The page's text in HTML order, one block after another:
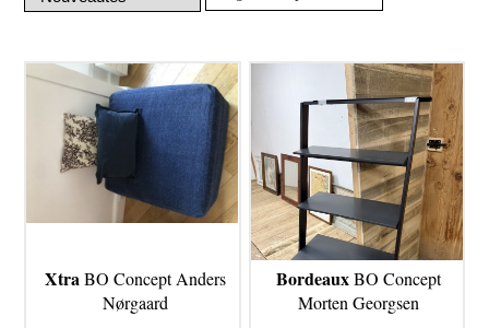
Xtra BO Concept Anders
Nørgaard
BordeauxBO Concept
Morten Georgsen